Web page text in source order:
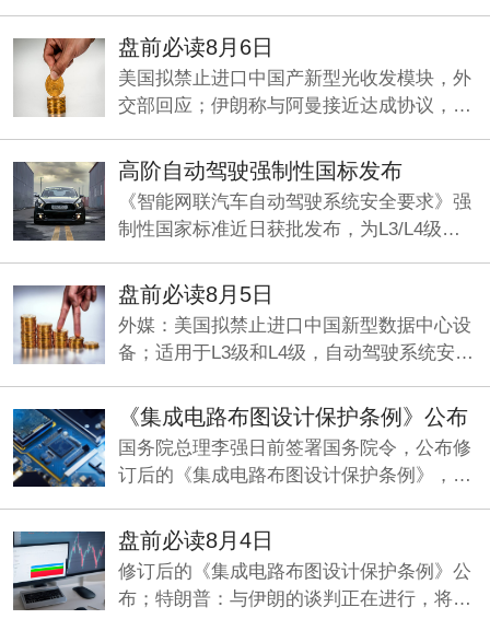
要求的6G基站。
盘前必读8月6日
美国拟禁止进口中国产新型光收发模块，外
交部回应；伊朗称与阿曼接近达成协议，海
小企业发展规划》即将发布。
高阶自动驾驶强制性国标发布
《智能网联汽车自动驾驶系统安全要求》强
制性国家标准近日获批发布，为L3/L4级量
元年加速兑现。
盘前必读8月5日
外媒：美国拟禁止进口中国新型数据中心设
备；适用于L3级和L4级，自动驾驶系统安全
断式逆回购操作。
《集成电路布图设计保护条例》公布
国务院总理李强日前签署国务院令，公布修
订后的《集成电路布图设计保护条例》，自
盘前必读8月4日
修订后的《集成电路布图设计保护条例》公
布；特朗普：与伊朗的谈判正在进行，将分